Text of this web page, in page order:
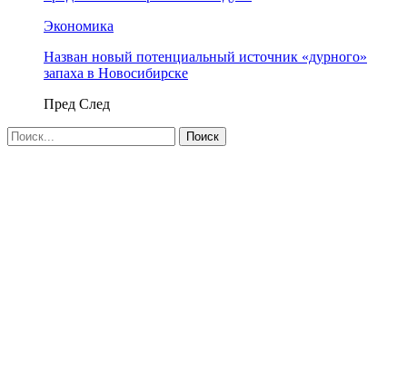
Экономика
Назван новый потенциальный источник «дурного»
запаха в Новосибирске
Пред След